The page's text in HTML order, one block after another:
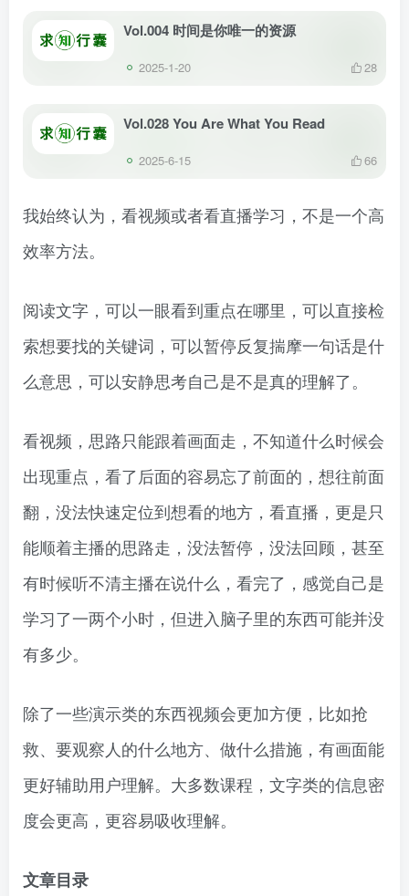
Vol.004 时间是你唯一的资源
2025-1-20 28
Vol.028 You Are What You Read
2025-6-15 66
我始终认为，看视频或者看直播学习，不是一个高
效率方法。
阅读文字，可以一眼看到重点在哪里，可以直接检
索想要找的关键词，可以暂停反复揣摩一句话是什
么意思，可以安静思考自己是不是真的理解了。
看视频，思路只能跟着画面走，不知道什么时候会
出现重点，看了后面的容易忘了前面的，想往前面
翻，没法快速定位到想看的地方，看直播，更是只
能顺着主播的思路走，没法暂停，没法回顾，甚至
有时候听不清主播在说什么，看完了，感觉自己是
学习了一两个小时，但进入脑子里的东西可能并没
有多少。
除了一些演示类的东西视频会更加方便，比如抢
救、要观察人的什么地方、做什么措施，有画面能
更好辅助用户理解。大多数课程，文字类的信息密
度会更高，更容易吸收理解。
文章目录